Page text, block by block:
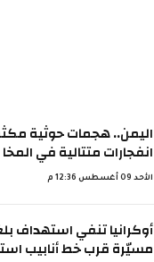
اليمن.. هجمات حوثية
انفجارات متتالية في المخا
الأحد 09 أغسطس 12:36 م
أوكرانيا تنفي استهداف
مسيّرة قرب خط أنابيب